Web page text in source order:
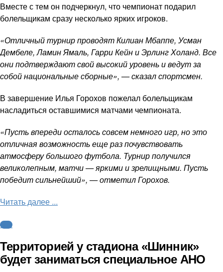
Вместе с тем он подчеркнул, что чемпионат подарил
болельщикам сразу несколько ярких игроков.
«Отличный турнир проводят Килиан Мбаппе, Усман
Дембеле, Ламин Ямаль, Гарри Кейн и Эрлинг Холанд. Все
они подтверждают свой высокий уровень и ведут за
собой национальные сборные», — сказал спортсмен.
В завершение Илья Горохов пожелал болельщикам
насладиться оставшимися матчами чемпионата.
«Пусть впереди осталось совсем немного игр, но это
отличная возможность еще раз почувствовать
атмосферу большого футбола. Турнир получился
великолепным, матчи — яркими и зрелищными. Пусть
победит сильнейший», — отметил Горохов.
Читать далее ...
ФНЛ
Территорией у стадиона «Шинник»
будет заниматься специальное АНО